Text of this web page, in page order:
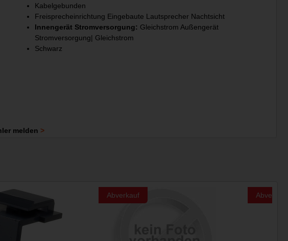
Kabelgebunden
Freisprecheinrichtung Eingebaute Lautsprecher Nachtsicht
Innengerät Stromversorgung: Gleichstrom Außengerät
Stromversorgung| Gleichstrom
Schwarz
melden
Abverkauf Abverkauf